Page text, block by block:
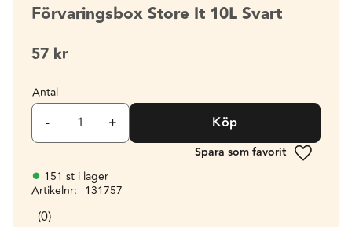
Förvaringsbox Store It 10L Svart
57 kr
Antal
+
- Köp
Lägg till
151 st i lager
Artikelnr
131757
0